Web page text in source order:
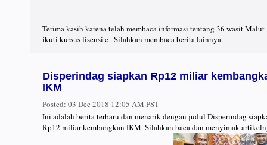
Terima kasih karena telah membaca informasi tentang 36 wasit Malut
ikuti kursus lisensi c . Silahkan membaca berita lainnya.
Disperindag siapkan Rp12 miliar
IKM
Posted: 03 Dec 2018 12:05 AM PST
Ini adalah berita terbaru dan menarik dengan judul Disperindag
Rp12 miliar kembangkan IKM. Silahkan baca dan menyimak